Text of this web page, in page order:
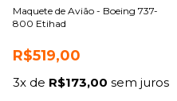
Maquete de Avião - Boeing 737-
800 Etihad
R$519,00
3x de R$173,00 sem juros